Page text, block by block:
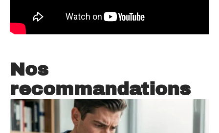
Nos
recommandations